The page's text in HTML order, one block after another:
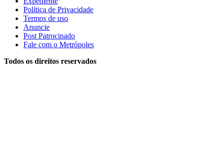
Política de Privacidade
Termos de uso
Anuncie
Post Patrocinado
Fale com o Metrópoles
Todos os direitos reservados